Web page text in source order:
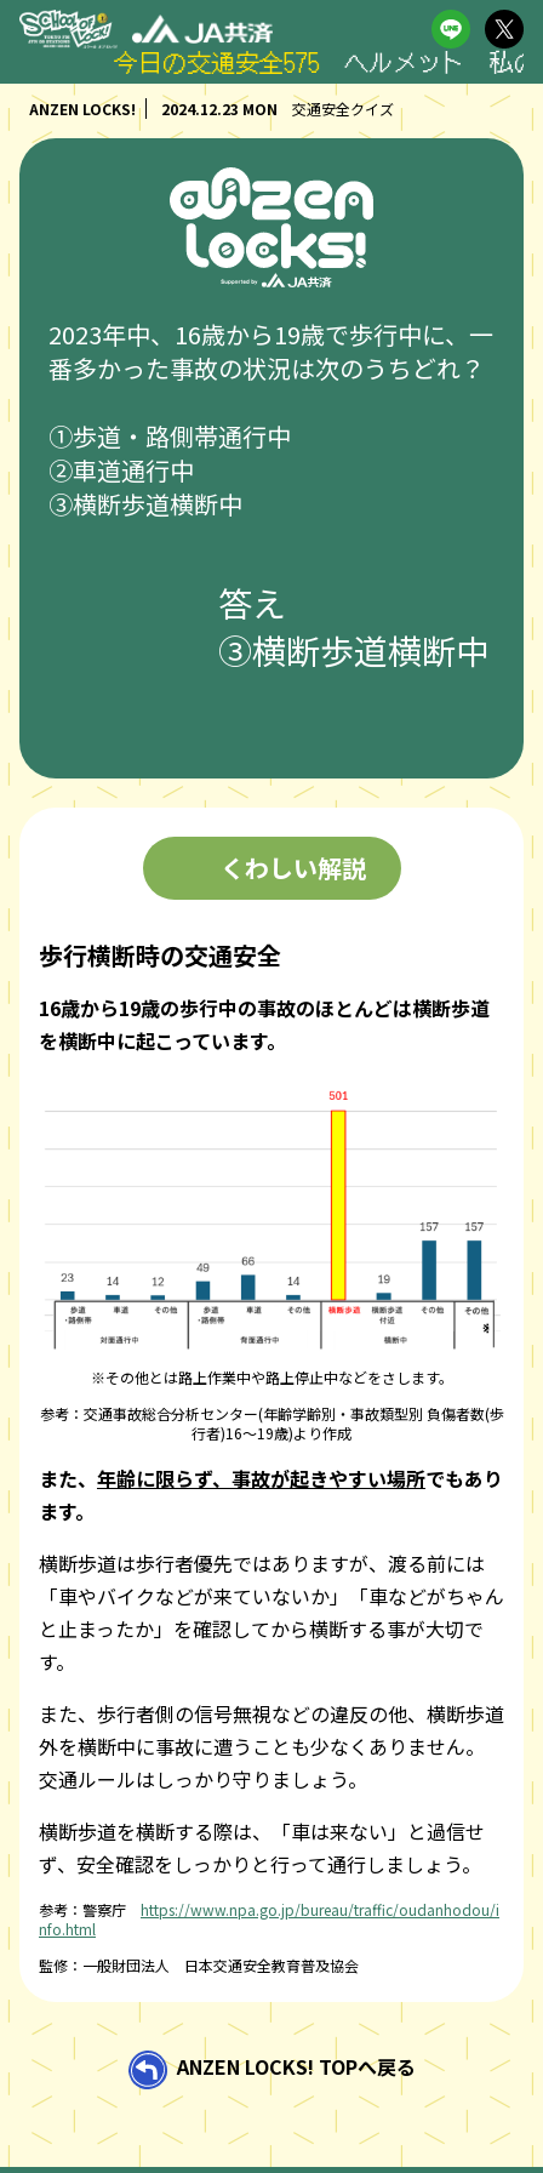
今日の交通安全575 ヘルメット 私の
ANZEN LOCKS! 2024.12.23 MON 交通安全クイズ
2023年中、16歳から19歳で歩行中に、一
番多かった事故の状況は次のうちどれ？
①歩道・路側帯通行中
②車道通行中
③横断歩道横断中
答え
③横断歩道横断中
くわしい解説
歩行横断時の交通安全
16歳から19歳の歩行中の事故のほとんどは横断歩道
を横断中に起こっています。
※その他とは路上作業中や路上停止中などをさします。
参考：交通事故総合分析センター(年齢学齢別・事故類型別 負傷者数(歩
行者)16～19歳)より作成
また、 年齢に限らず、事故が起きやすい場所でもあり
ます。
横断歩道は歩行者優先ではありますが、渡る前には
「車やバイクなどが来ていないか」「車などがちゃん
と止まったか」を確認してから横断する事が大切で
す。
また、歩行者側の信号無視などの違反の他、横断歩道
外を横断中に事故に遭うことも少なくありません。
交通ルールはしっかり守りましょう。
横断歩道を横断する際は、「車は来ない」と過信せ
ず、安全確認をしっかりと行って通行しましょう。
参考：警察庁 https://www.npa.go.jp/bureau/traffic/oudanhodou/i
nfo.html
監修：一般財団法人 日本交通安全教育普及協会
ANZEN LOCKS! TOPへ戻る